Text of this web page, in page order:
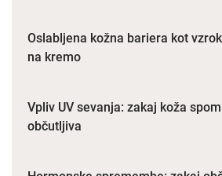
Oslabljena kožna bariera kot
na kremo
Vpliv UV sevanja: zakaj koža
občutljiva